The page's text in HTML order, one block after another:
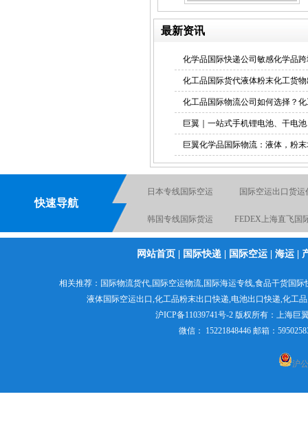
上海直飞美国、墨西哥、加
最新资讯
化学品国际快递公司敏感化学品
化工品国际货代液体粉末化工货
化工品国际物流公司如何选择？
巨翼｜一站式手机锂电池、干电
巨翼化学品国际物流：液体，粉
快速导航
液体国际货运出口 韩国专线国际货
国际海运专线 电池国际快递出
国际物流空运到英国德国 化工品国际快
递出口
食品出口国际货运 日本专线国际空
网站首页 国际快递 国际空运 海运
相关推荐： 国际物流货代,国际空运物流,国际海运专线,食品干货国际
液体国际空运出口,化工品粉末出口快递,电池出口快递,化工
沪ICP备11039741号-2 版权所有： 上海巨
微信： 15221848446 邮箱：
沪